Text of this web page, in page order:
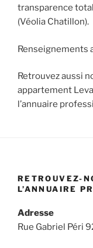
transparence
(Véolia Chatillon).
Renseignements
Retrouvez aussi
appartement
l’annuaire
RETROUVEZ-
L’ANNUAIRE
Adresse
Rue Gabriel Péri